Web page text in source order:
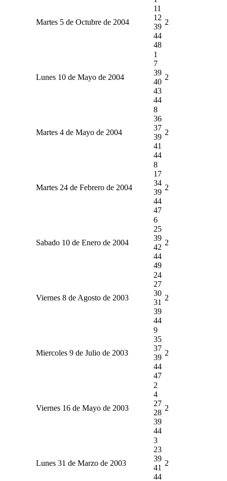
Martes 5 de Octubre de 2004
11
12
39
44
48
2
Lunes 10 de Mayo de 2004
1
7
39
40
43
44
2
Martes 4 de Mayo de 2004
8
36
37
39
41
44
2
Martes 24 de Febrero de 2004
8
17
34
39
44
47
2
Sabado 10 de Enero de 2004
6
25
39
42
44
49
2
Viernes 8 de Agosto de 2003
24
27
30
31
39
44
2
Miercoles 9 de Julio de 2003
9
35
37
39
44
47
2
Viernes 16 de Mayo de 2003
2
4
27
28
39
44
2
Lunes 31 de Marzo de 2003
3
23
39
41
44
2